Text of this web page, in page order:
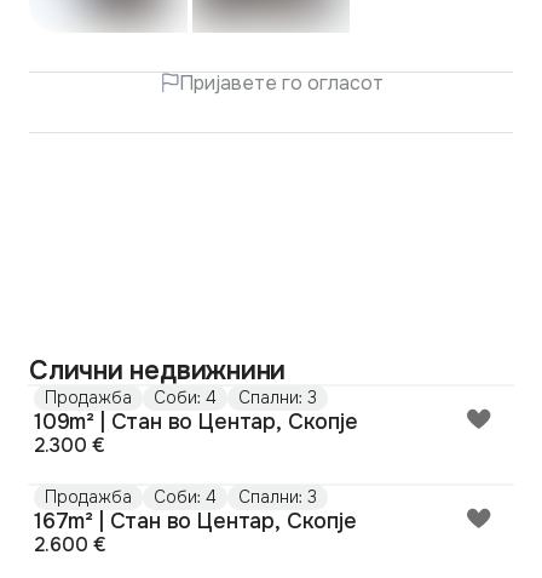
Пријавете го огласот
Слични недвижнини
Продажба Соби: 4 Спални: 3
109m² | Стан во Центар, Скопје
2.300 €
Продажба Соби: 4 Спални: 3
167m² | Стан во Центар, Скопје
2.600 €